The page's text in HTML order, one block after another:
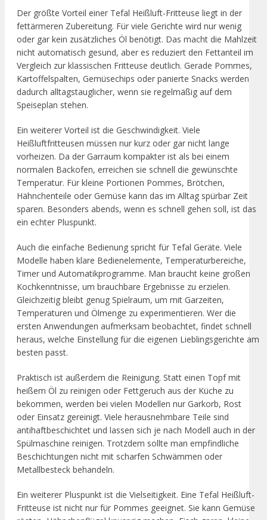
Der größte Vorteil einer Tefal Heißluft-Fritteuse liegt in der
fettärmeren Zubereitung. Für viele Gerichte wird nur wenig
oder gar kein zusätzliches Öl benötigt. Das macht die Mahlzeit
nicht automatisch gesund, aber es reduziert den Fettanteil im
Vergleich zur klassischen Fritteuse deutlich. Gerade Pommes,
Kartoffelspalten, Gemüsechips oder panierte Snacks werden
dadurch alltagstauglicher, wenn sie regelmäßig auf dem
Speiseplan stehen.
Ein weiterer Vorteil ist die Geschwindigkeit. Viele
Heißluftfritteusen müssen nur kurz oder gar nicht lange
vorheizen. Da der Garraum kompakter ist als bei einem
normalen Backofen, erreichen sie schnell die gewünschte
Temperatur. Für kleine Portionen Pommes, Brötchen,
Hähnchenteile oder Gemüse kann das im Alltag spürbar Zeit
sparen. Besonders abends, wenn es schnell gehen soll, ist das
ein echter Pluspunkt.
Auch die einfache Bedienung spricht für Tefal Geräte. Viele
Modelle haben klare Bedienelemente, Temperaturbereiche,
Timer und Automatikprogramme. Man braucht keine großen
Kochkenntnisse, um brauchbare Ergebnisse zu erzielen.
Gleichzeitig bleibt genug Spielraum, um mit Garzeiten,
Temperaturen und Ölmenge zu experimentieren. Wer die
ersten Anwendungen aufmerksam beobachtet, findet schnell
heraus, welche Einstellung für die eigenen Lieblingsgerichte am
besten passt.
Praktisch ist außerdem die Reinigung. Statt einen Topf mit
heißem Öl zu reinigen oder Fettgeruch aus der Küche zu
bekommen, werden bei vielen Modellen nur Garkorb, Rost
oder Einsatz gereinigt. Viele herausnehmbare Teile sind
antihaftbeschichtet und lassen sich je nach Modell auch in der
Spülmaschine reinigen. Trotzdem sollte man empfindliche
Beschichtungen nicht mit scharfen Schwämmen oder
Metallbesteck behandeln.
Ein weiterer Pluspunkt ist die Vielseitigkeit. Eine Tefal Heißluft-
Fritteuse ist nicht nur für Pommes geeignet. Sie kann Gemüse